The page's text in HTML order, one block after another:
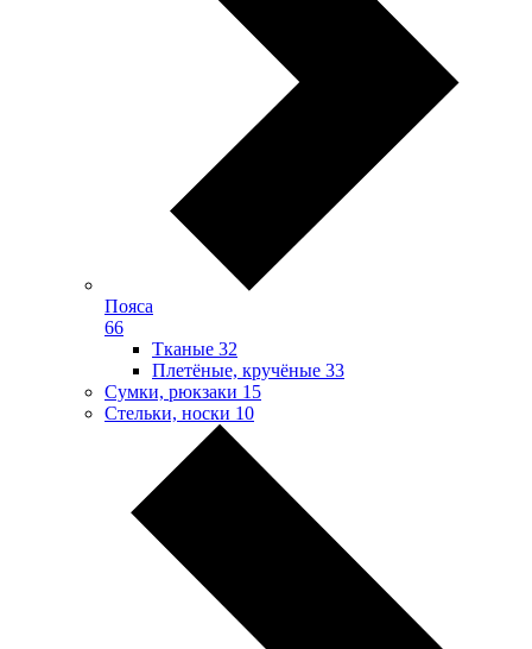
Пояса
66
Тканые 32
Плетёные, кручёные 33
Сумки, рюкзаки 15
Стельки, носки 10